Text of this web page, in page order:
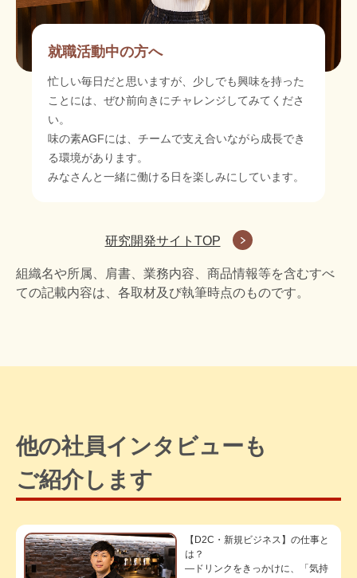
就職活動中の方へ
忙しい毎日だと思いますが、少しでも興味を持った
ことには、ぜひ前向きにチャレンジしてみてくださ
い。
味の素AGFには、チームで支え合いながら成長でき
る環境があります。
みなさんと一緒に働ける日を楽しみにしています。
研究開発サイトTOP
組織名や所属、肩書、業務内容、商品情報等を含むすべ
ての記載内容は、各取材及び執筆時点のものです。
他の社員インタビューも
ご紹介します
【D2C・新規ビジネス】の仕事と
は？
―ドリンクをきっかけに、「気持